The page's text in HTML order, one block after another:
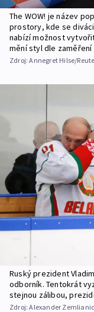
The WOW! je název
prostory, kde se
nabízí možnost
mění styl dle zaměření
Zdroj:Annegret Hilse/
Ruský prezident
odborník. Tentokrát
stejnou zálibou,
Zdroj:Alexander